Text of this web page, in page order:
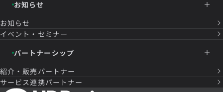
お知らせ
お知らせ
イベント・セミナー
パートナーシップ
紹介・販売パートナー
サービス連携パートナー